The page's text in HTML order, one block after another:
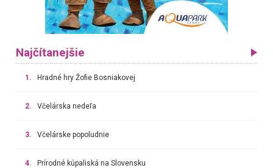
Najčítanejšie
1. Hradné hry Žofie Bosniakovej
2. Včelárska nedeľa
3. Včelárske popoludnie
4. Prírodné kúpaliská na Slovensku